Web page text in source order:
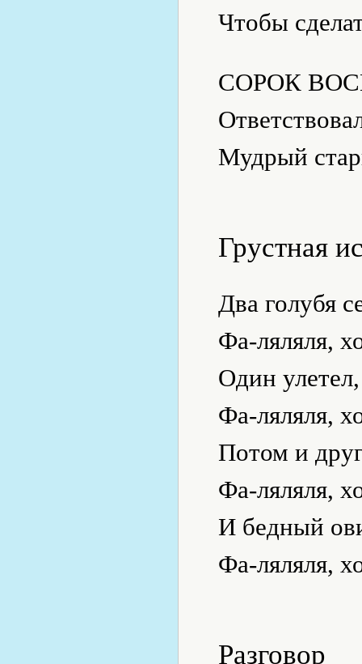
Чтобы
СОРОК
Мудрый
Грустная
Два голубя
Фа-ляляля,
Один
Фа-ляляля,
Потом и
Фа-ляляля,
И бедный
Фа-ляляля,
Разговор